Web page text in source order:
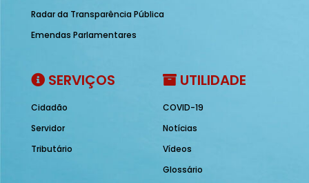
Radar da Transparência Pública
Emendas Parlamentares
SERVIÇOS
Cidadão
Servidor
Tributário
UTILIDADE
COVID-19
Notícias
Vídeos
Glossário